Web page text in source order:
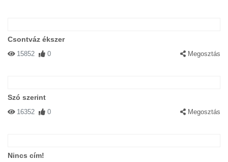
Csontváz ékszer
15852 0 Megosztás
Szó szerint
16352 0 Megosztás
Nincs cím!